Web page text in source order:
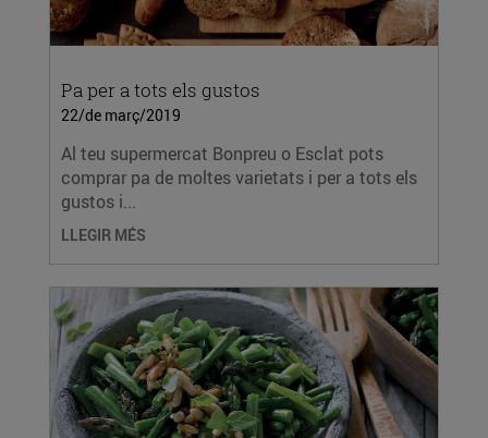
Pa per a tots els gustos
22/de març/2019
Al teu supermercat Bonpreu o Esclat pots
comprar pa de moltes varietats i per a tots els
gustos i...
LLEGIR MÉS